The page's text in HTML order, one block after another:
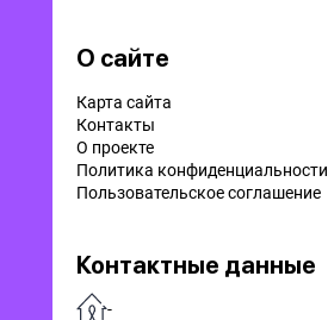
О сайте
Карта сайта
Контакты
О проекте
Политика конфиденциальности
Пользовательское соглашение
Контактные данные
-